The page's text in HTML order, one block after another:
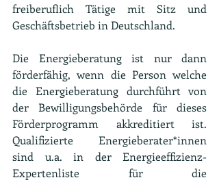
freiberuflich Tätige mit Sitz und
Geschäftsbetrieb in Deutschland.
Die Energieberatung ist nur dann
förderfähig, wenn die Person welche
die Energieberatung durchführt von
der Bewilligungsbehörde für dieses
Förderprogramm akkreditiert ist.
Qualifizierte Energieberater*innen
sind u.a. in der Energieeffizienz-
Expertenliste für die